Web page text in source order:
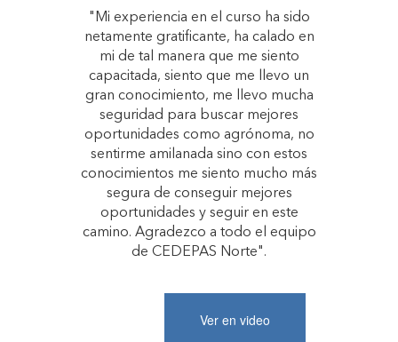
"Mi experiencia en el curso ha sido
netamente gratificante, ha calado en
mi de tal manera que me siento
capacitada, siento que me llevo un
gran conocimiento, me llevo mucha
seguridad para buscar mejores
oportunidades como agrónoma, no
sentirme amilanada sino con estos
conocimientos me siento mucho más
segura de conseguir mejores
oportunidades y seguir en este
camino. Agradezco a todo el equipo
de CEDEPAS Norte".
Ver en video